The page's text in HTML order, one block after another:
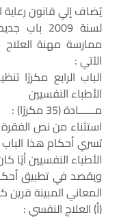
لسنة
ممارسة مهنة العلاج
الآتي :
الباب الرابع مكررًا
الأطباء النفسيين
مــــــادة (35 مكررًا) :
تسري أحكام هذا
الأطباء النفسيين
ويقصد في تطبيق أحكام
المعاني المبينة قرين
(أ) العلاج النفسي :